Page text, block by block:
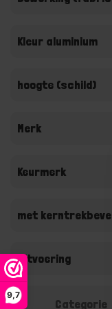
9,7
Kleur aluminium
hoogte (schild)
Merk
Keurmerk
met
Uitvoering
Categorie